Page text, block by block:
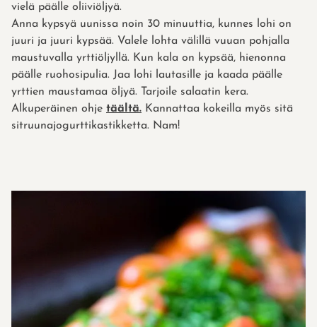
vielä päälle oliiviöljyä.
Anna kypsyä uunissa noin 30 minuuttia, kunnes lohi on
juuri ja juuri kypsää. Valele lohta välillä vuuan pohjalla
maustuvalla yrttiöljyllä. Kun kala on kypsää, hienonna
päälle ruohosipulia. Jaa lohi lautasille ja kaada päälle
yrttien maustamaa öljyä. Tarjoile salaatin kera.
Alkuperäinen ohje täältä. Kannattaa kokeilla myös sitä
sitruunajogurttikastikketta. Nam!